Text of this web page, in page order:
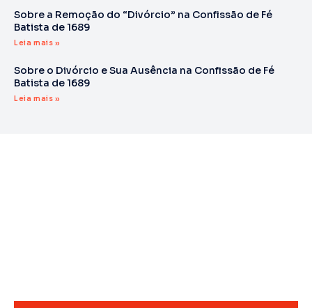
Sobre a Remoção do “Divórcio” na Confissão de Fé
Batista de 1689
Leia mais »
Sobre o Divórcio e Sua Ausência na Confissão de Fé
Batista de 1689
Leia mais »